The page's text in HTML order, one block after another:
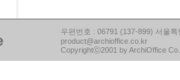
우편번호 : 06791 (137-899) 서울
product@archioffice.co.kr
Copyrightⓒ2001 by ArchiOffice